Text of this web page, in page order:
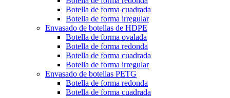
Botella de forma cuadrada
Botella de forma irregular
Envasado de botellas de HDPE
Botella de forma ovalada
Botella de forma redonda
Botella de forma cuadrada
Botella de forma irregular
Envasado de botellas PETG
Botella de forma redonda
Botella de forma cuadrada